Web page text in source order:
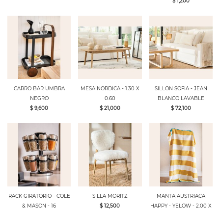
CARRO BAR UMBRA
NEGRO
$ 9,600
MESA NORDICA - 1.30 X
0.60
$ 21,000
SILLON SOFIA - JEAN
BLANCO LAVABLE
$ 72,100
RACK GIRATORIO - COLE
& MASON - 16
SILLA MORITZ
$ 12,500
MANTA AUSTRIACA
HAPPY - YELOW - 2.00 X